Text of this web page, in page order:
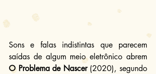
Sons e falas indistintas que parecem
O Problema de Nascer (2020), segundo